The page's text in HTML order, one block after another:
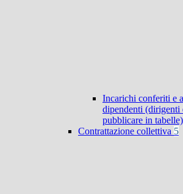
Incarichi conferiti e
dipendenti (dirigenti
pubblicare in tabelle)
Contrattazione collettiva 5